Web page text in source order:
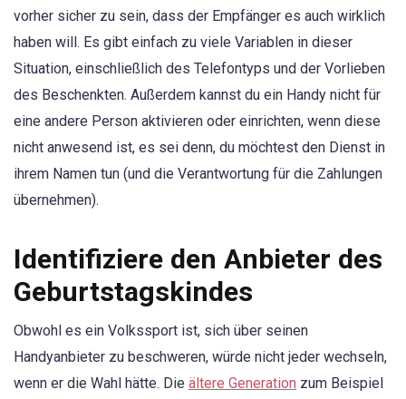
vorher sicher zu sein, dass der Empfänger es auch wirklich
haben will. Es gibt einfach zu viele Variablen in dieser
Situation, einschließlich des Telefontyps und der Vorlieben
des Beschenkten. Außerdem kannst du ein Handy nicht für
eine andere Person aktivieren oder einrichten, wenn diese
nicht anwesend ist, es sei denn, du möchtest den Dienst in
ihrem Namen tun (und die Verantwortung für die Zahlungen
übernehmen).
Identifiziere den Anbieter des
Geburtstagskindes
Obwohl es ein Volkssport ist, sich über seinen
Handyanbieter zu beschweren, würde nicht jeder wechseln,
wenn er die Wahl hätte. Die ältere Generation zum Beispiel